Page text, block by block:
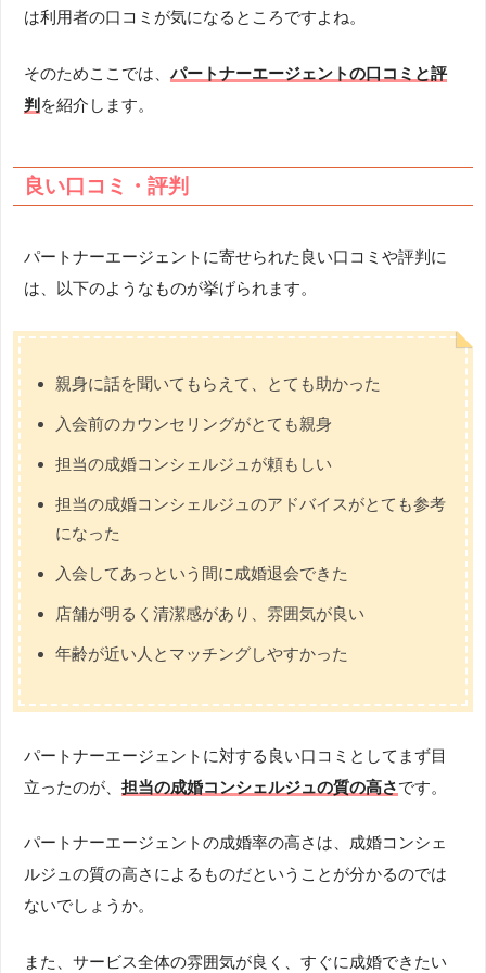
は利用者の口コミが気になるところですよね。
そのためここでは、パートナーエージェントの口コミと評
判 を紹介します。
良い口コミ・評判
パートナーエージェントに寄せられた良い口コミや評判に
は、以下のようなものが挙げられます。
親身に話を聞いてもらえて、とても助かった
入会前のカウンセリングがとても親身
担当の成婚コンシェルジュが頼もしい
担当の成婚コンシェルジュのアドバイスがとても参考
になった
入会してあっという間に成婚退会できた
店舗が明るく清潔感があり、 雰囲気が良い
年齢が近い人とマッチングしやすかった
パートナーエージェントに対する良い口コミとしてまず目
立ったのが、担当の成婚コンシェルジュの質の高さです。
パートナーエージェントの成婚率の高さは、成婚コンシェ
ルジュの質の高さによるものだということが分かるのでは
ないでしょうか。
また、サービス全体の雰囲気が良く、すぐに成婚できたい